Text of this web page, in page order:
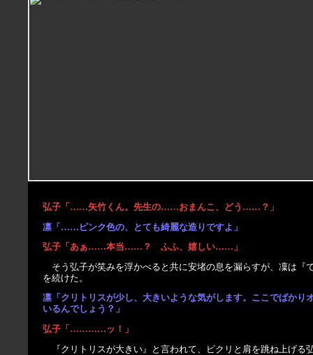
弘子「……矢竹くん。先生の……おまんこ、どう……？」
凛「……ピンク色の、とても綺麗な造りですよ」
弘子「あぁ……本当……？ ふふ、嬉しい……」
そう弘子が笑みを浮かべると共に安堵の息を漏らすが、凜は『
を続けた。
凛「クリトリスが少し、大きいような気がします。ここでばかり
いるんでしょう？」
弘子「…………ッ！」
『クリトリスが大きい』と言われて、ビクリと肩を跳ね上げる